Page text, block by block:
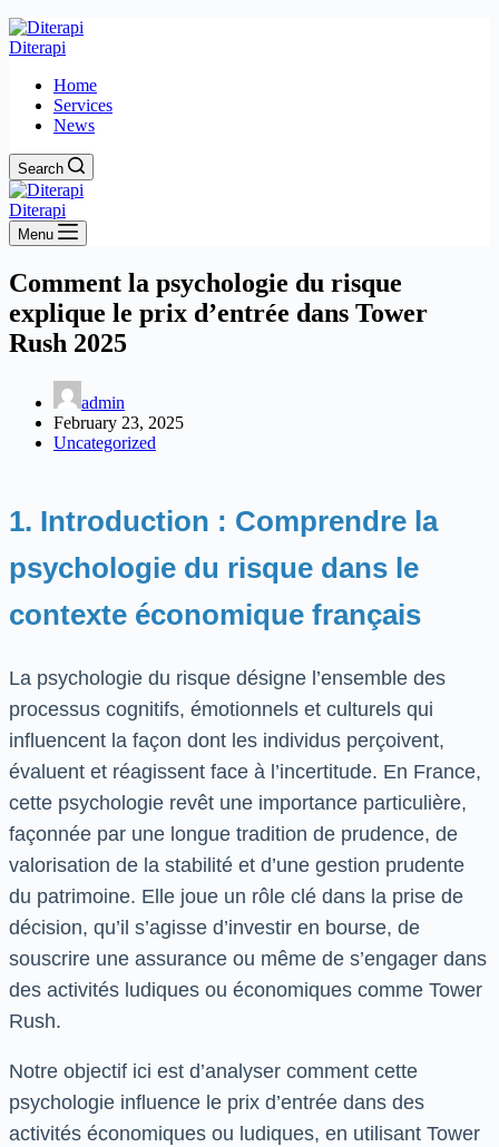
Diterapi
Home
Services
News
Search
Diterapi
Menu
Comment la psychologie du risque
explique le prix d’entrée dans Tower
Rush 2025
admin
February 23, 2025
Uncategorized
1. Introduction : Comprendre la
psychologie du risque dans le
contexte économique français
La psychologie du risque désigne l’ensemble des
processus cognitifs, émotionnels et culturels qui
influencent la façon dont les individus perçoivent,
évaluent et réagissent face à l’incertitude. En France,
cette psychologie revêt une importance particulière,
façonnée par une longue tradition de prudence, de
valorisation de la stabilité et d’une gestion prudente
du patrimoine. Elle joue un rôle clé dans la prise de
décision, qu’il s’agisse d’investir en bourse, de
souscrire une assurance ou même de s’engager dans
des activités ludiques ou économiques comme Tower
Rush.
Notre objectif ici est d’analyser comment cette
psychologie influence le prix d’entrée dans des
activités économiques ou ludiques, en utilisant Tower